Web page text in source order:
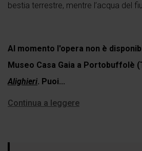
bestia terrestre, mentre l’acqua del
Al momento l'opera non è
Museo Casa Gaia a Portobuffolè
Alighieri. Puoi...
Continua a leggere